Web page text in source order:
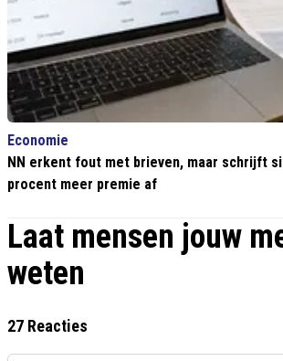
Economie
NN erkent fout met brieven, maar schrijft
procent meer premie af
Laat mensen jouw
weten
27 Reacties